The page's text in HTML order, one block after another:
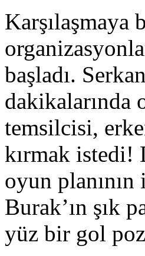
Karşılaşmaya
başladı.
dakikalarında
temsilcisi,
kırmak istedi!
oyun planının
Burak’ın şık
yüz bir gol